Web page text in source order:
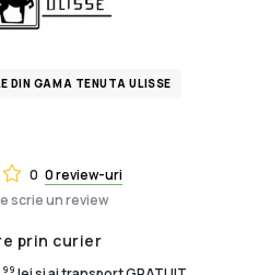
0 0 review-uri
scrie un review
prin curier
99
DIN GAMA TENUTA ULISSE